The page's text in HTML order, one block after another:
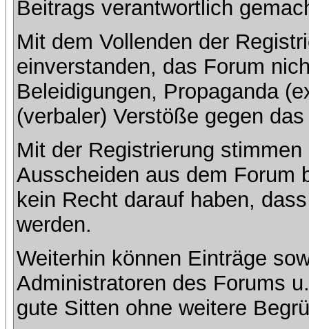
Beitrags verantwortlich
Mit dem Vollenden der
einverstanden, das Forum
Beleidigungen, Propaganda
(verbaler) Verstöße gegen
Mit der Registrierung
Ausscheiden aus dem Forum
kein Recht darauf haben,
werden.
Weiterhin können Einträge
Administratoren des Forums
gute Sitten ohne weitere